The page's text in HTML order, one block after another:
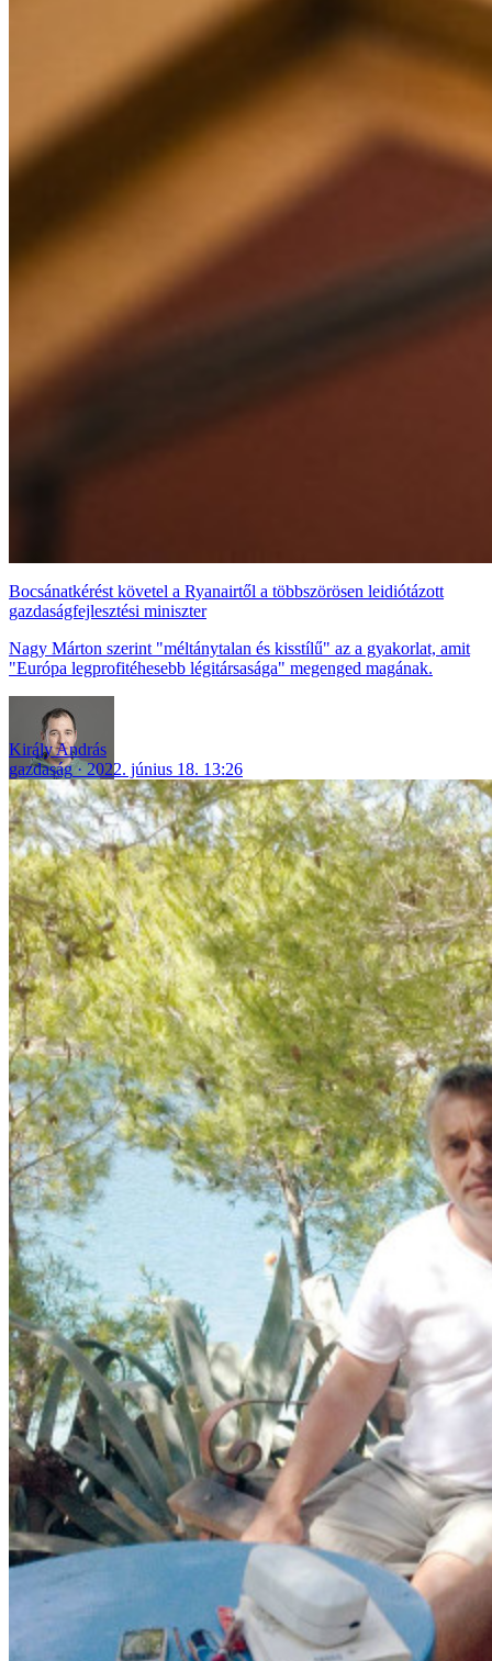
Bocsánatkérést követel a Ryanairtől a többszörösen leidiótázott
gazdaságfejlesztési miniszter
Nagy Márton szerint "méltánytalan és kisstílű" az a gyakorlat, amit
"Európa legprofitéhesebb légitársasága" megenged magának.
Király András
gazdaság
2022. június 18. 13:26